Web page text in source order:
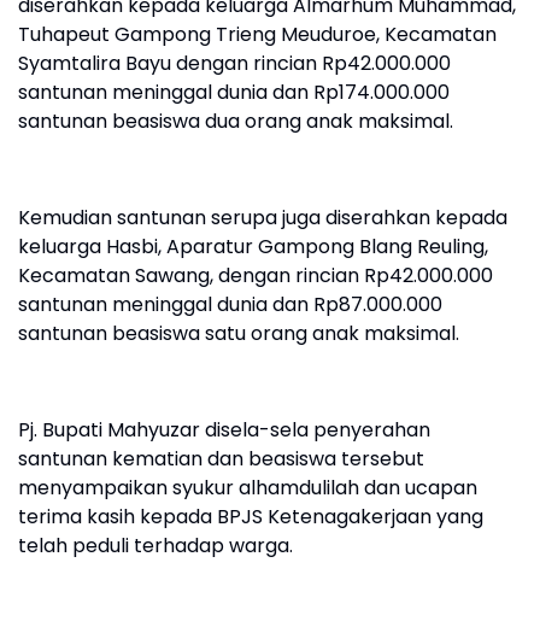
Tuhapeut Gampong Trieng Meuduroe, Kecamatan
Syamtalira Bayu dengan rincian Rp42.000.000
santunan meninggal dunia dan Rp174.000.000
santunan beasiswa dua orang anak maksimal.
Kemudian santunan serupa juga diserahkan kepada
keluarga Hasbi, Aparatur Gampong Blang Reuling,
Kecamatan Sawang, dengan rincian Rp42.000.000
santunan meninggal dunia dan Rp87.000.000
santunan beasiswa satu orang anak maksimal.
Pj. Bupati Mahyuzar disela-sela penyerahan
santunan kematian dan beasiswa tersebut
menyampaikan syukur alhamdulilah dan ucapan
terima kasih kepada BPJS Ketenagakerjaan yang
telah peduli terhadap warga.